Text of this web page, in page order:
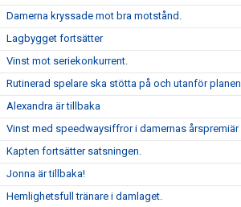
Damerna kryssade mot bra motstånd.
Lagbygget fortsätter
Vinst mot seriekonkurrent.
Rutinerad spelare ska stötta på och utanför planen
Alexandra är tillbaka
Vinst med speedwaysiffror i damernas årspremiär
Kapten fortsätter satsningen.
Jonna är tillbaka!
Hemlighetsfull tränare i damlaget.